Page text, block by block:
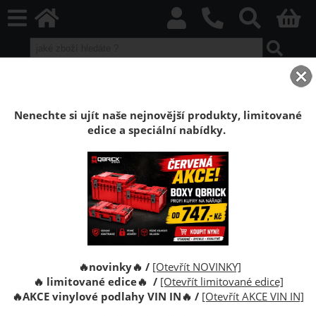
Vinylová plovoucí podlaha VIN IN House
VINYLOVÉ PANELY, KTERÉ UDRŽUJÍ
KROK S TEBOU
Základem house music je pravidelné tempo a opakující se
rytmus, doplněný o melodickou basovou linku. Stejně jako
v hudbě je i v interiérovém designu důležitá harmonie, proto
jsme se při tvorbě kolekce HOUSE zaměřili na jemnou
Nenechte si ujít naše nejnovější produkty, limitované
edice a speciální nabídky.
🔥novinky🔥 / [Otevřít NOVINKY]
🔥 limitované edice🔥 / [Otevřít limitované edice]
🔥AKCE vinylové podlahy VIN IN🔥 / [Otevřít AKCE VIN IN]